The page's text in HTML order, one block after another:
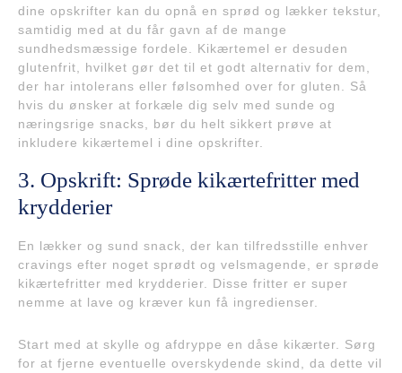
dine opskrifter kan du opnå en sprød og lækker tekstur,
samtidig med at du får gavn af de mange
sundhedsmæssige fordele. Kikærtemel er desuden
glutenfrit, hvilket gør det til et godt alternativ for dem,
der har intolerans eller følsomhed over for gluten. Så
hvis du ønsker at forkæle dig selv med sunde og
næringsrige snacks, bør du helt sikkert prøve at
inkludere kikærtemel i dine opskrifter.
3. Opskrift: Sprøde kikærtefritter med
krydderier
En lækker og sund snack, der kan tilfredsstille enhver
cravings efter noget sprødt og velsmagende, er sprøde
kikærtefritter med krydderier. Disse fritter er super
nemme at lave og kræver kun få ingredienser.
Start med at skylle og afdryppe en dåse kikærter. Sørg
for at fjerne eventuelle overskydende skind, da dette vil